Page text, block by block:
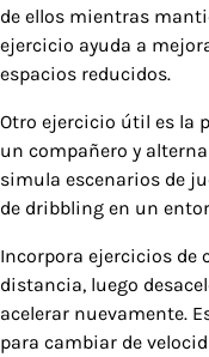
de ellos mientras
ejercicio ayuda a
espacios reducidos.
Otro ejercicio útil es la
un compañero y
simula escenarios de
de dribbling en un
Incorpora ejercicios de
distancia, luego
acelerar nuevamente.
para cambiar de